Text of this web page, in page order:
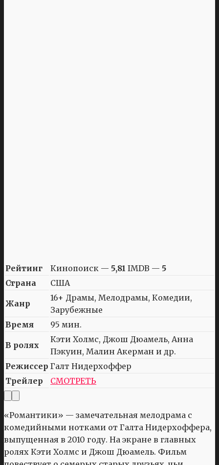
Рейтинг Кинопоиск — 5,81 IMDB — 5
Страна
США
Жанр
16+ Драмы, Мелодрамы, Комедии,
Зарубежные
Время
95 мин.
В ролях
Кэти Холмс, Джош Дюамель, Анна
Пэкуин, Малин Акерман и др.
Режиссер Галт Нидерхоффер
Трейлер
СМОТРЕТЬ
«Романтики» — замечательная мелодрама с
комедийными нотками от Галта Нидерхоффера,
выпущенная в 2010 году. На экране в главных
ролях Кэти Холмс и Джош Дюамель. Фильм